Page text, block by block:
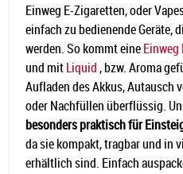
Einweg E-Zigaretten, oder
einfach zu bedienende Geräte,
werden. So kommt eine
und mitLiquid, bzw. Aroma
Aufladen des Akkus, Autausch
oder Nachfüllen überflüssig.
besonders praktisch für
da sie kompakt, tragbar und in
erhältlich sind. Einfach